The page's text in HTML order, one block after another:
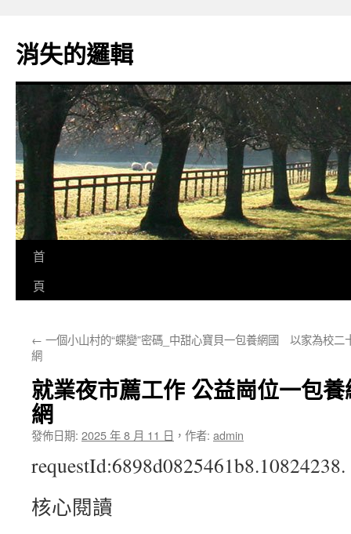
主
要
消失的邏輯
首
頁
← 一個小山村的“蝶變”密碼_中甜心寶貝一包養網國
網
以家為校二
就業夜市薦工作 公益崗位一包
網
發佈日期: 2025 年 8 月 11 日 ， 作者: admin
requestId:6898d0825461b8.10824238.
核心閱讀